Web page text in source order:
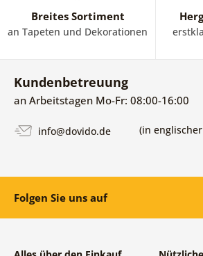
Breites Sortiment
an Tapeten und Dekorationen
Kundenbetreuung
an Arbeitstagen Mo-Fr: 08:00-16:00
info@dovido.de (in
Folgen Sie uns auf